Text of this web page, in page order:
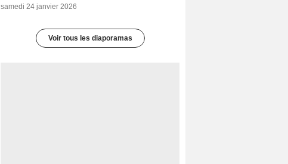
samedi 24 janvier 2026
Voir tous les diaporamas